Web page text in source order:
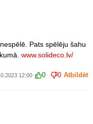
Pats spēlēju šahu
www.solideco.lv/
12:00 0 0 Atbildēt